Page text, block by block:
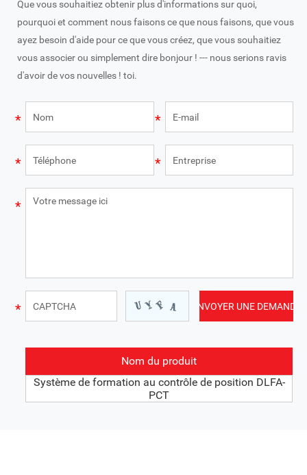
Que vous souhaitiez obtenir plus d'informations sur quoi,
pourquoi et comment nous faisons ce que nous faisons, que vous
ayez besoin d'aide pour ce que vous créez, que vous souhaitiez
vous associer ou simplement dire bonjour ! --- nous serions ravis
d'avoir de vos nouvelles ! toi.
Nom du produit
Système de formation au contrôle de position DLFA-
PCT